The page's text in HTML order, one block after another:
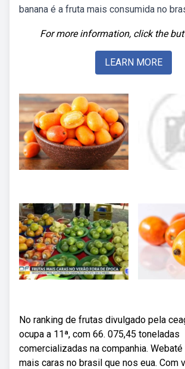
banana é a fruta mais consumida no
For more information, click the
LEARN MORE
No ranking de frutas divulgado pela
ocupa a 11ª, com 66. 075,45 toneladas
comercializadas na companhia.
mais caras no brasil que nos eua. Com